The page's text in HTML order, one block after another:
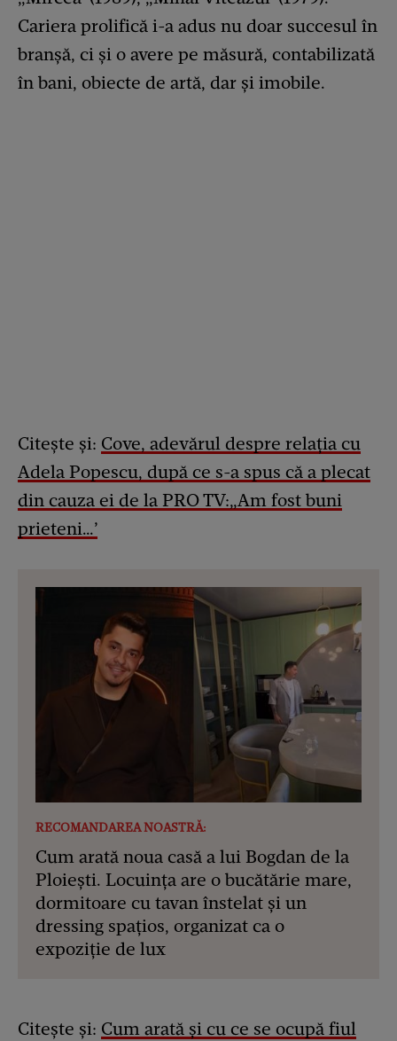
Cariera prolifică i-a adus nu doar succesul în
branșă, ci și o avere pe măsură, contabilizată
în bani, obiecte de artă, dar și imobile.
Citește și: Cove, adevărul despre relația cu
Adela Popescu, după ce s-a spus că a plecat
din cauza ei de la PRO TV:„Am fost buni
prieteni…’
RECOMANDAREA NOASTRĂ:
Cum arată noua casă a lui Bogdan de la
Ploiești. Locuința are o bucătărie mare,
dormitoare cu tavan înstelat și un
dressing spațios, organizat ca o
expoziție de lux
Citește și: Cum arată și cu ce se ocupă fiul